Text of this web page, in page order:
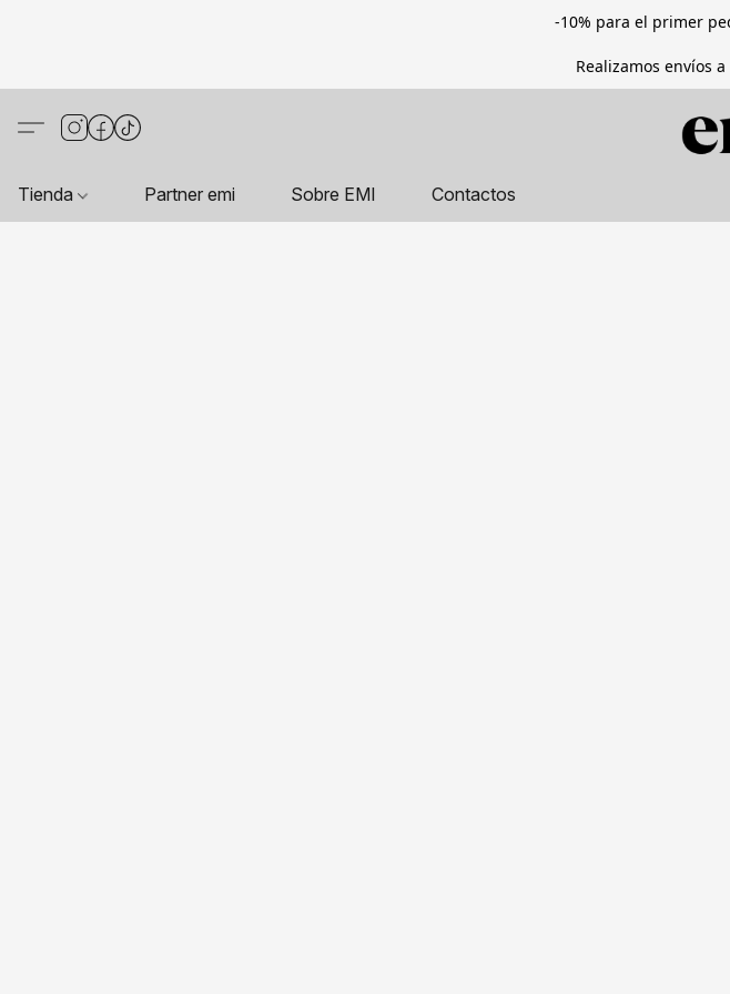
-10% para el primer
Realizamos envíos
Tienda Partner emi Sobre EMI Contactos